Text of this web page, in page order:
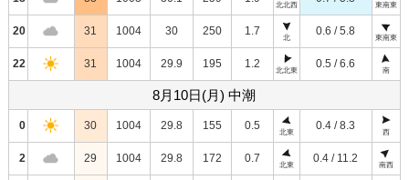
北北西 東南東
20 31 1004 30 250 1.7
北
0.6 / 5.8
東南東
22 31 1004 29.9 195 1.2
北北東
0.5 / 6.6
南
8月10日(月) 中潮
0 30 1004 29.8 155 0.5
北東
0.4 / 8.3
西
2 29 1004 29.8 172 0.7
北東
0.4 / 11.2
南西